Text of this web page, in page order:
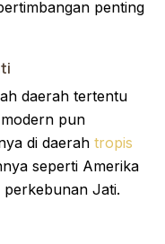
penting
daerah tertentu
pun
di daerah tropis
seperti Amerika
perkebunan Jati.